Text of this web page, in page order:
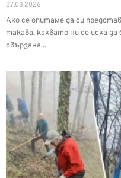
27.03.2026
Ако се опитаме да си
такава, каквато ни се иска
свързана...